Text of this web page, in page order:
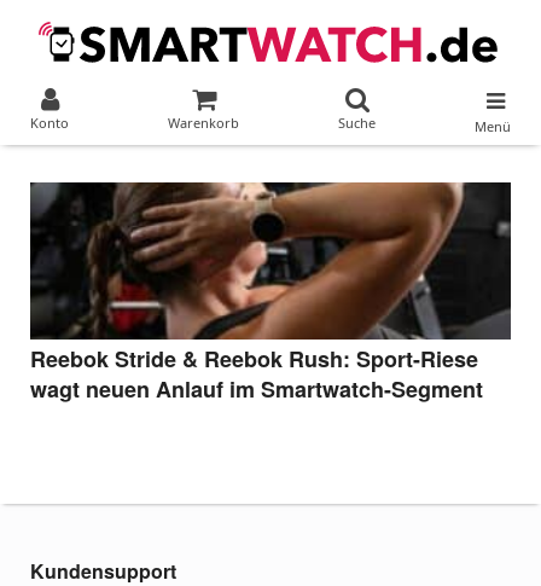
Konto Warenkorb Suche Menü
Reebok Stride & Reebok Rush: Sport-Riese
wagt neuen Anlauf im Smartwatch-Segment
Kundensupport